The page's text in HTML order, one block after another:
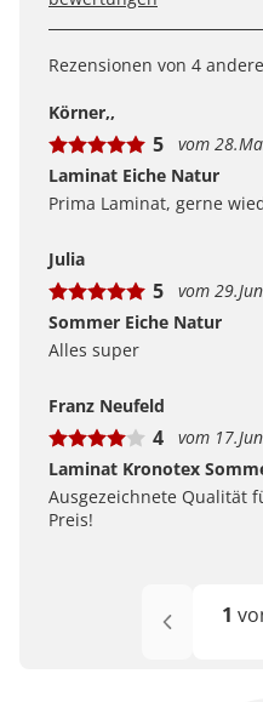
zu können. Uns ist
Hinweis Verifizierter Kauf
Erfahren Sie mehr
bei uns funktionieren
Rezensionen von 4
Körner,,
5
vom
Laminat Eiche Natur
Prima Laminat, gerne
Julia
5
vom
Sommer Eiche Natur
Alles super
Franz Neufeld
4
vom
Laminat Kronotex
Ausgezeichnete Qualität
Preis!
1